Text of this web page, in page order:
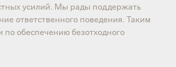
усилий. Мы рады поддержать
ответственного поведения. Таким
обеспечению безотходного